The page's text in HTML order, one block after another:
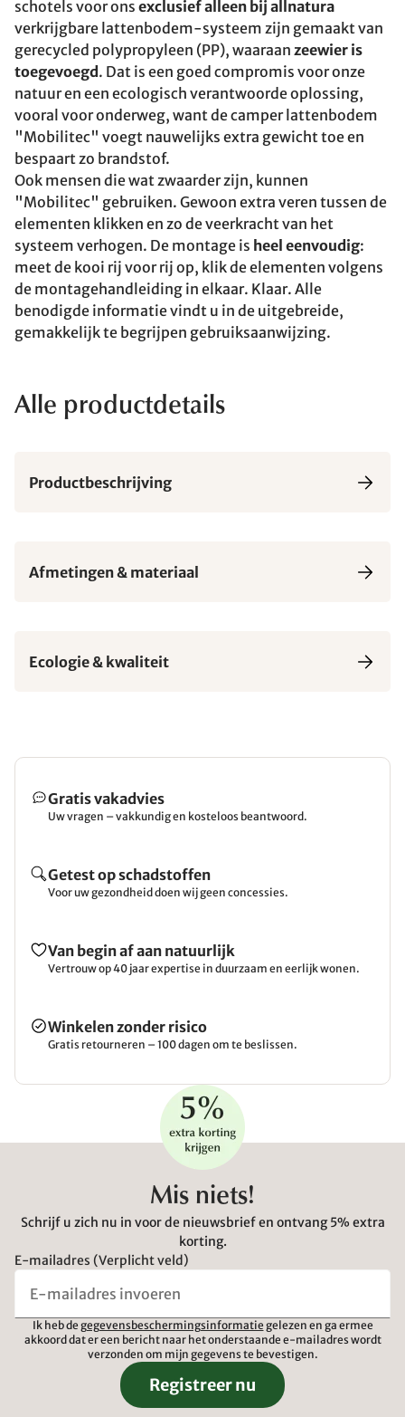
schotels voor ons exclusief alleen bij allnatura
verkrijgbare lattenbodem-systeem zijn gemaakt van
gerecycled polypropyleen (PP), waaraan zeewier is
toegevoegd . Dat is een goed compromis voor onze
natuur en een ecologisch verantwoorde oplossing,
vooral voor onderweg, want de camper lattenbodem
"Mobilitec" voegt nauwelijks extra gewicht toe en
bespaart zo brandstof.
Ook mensen die wat zwaarder zijn, kunnen
"Mobilitec" gebruiken. Gewoon extra veren tussen de
elementen klikken en zo de veerkracht van het
systeem verhogen. De montage is heel eenvoudig:
meet de kooi rij voor rij op, klik de elementen volgens
de montagehandleiding in elkaar. Klaar. Alle
benodigde informatie vindt u in de uitgebreide,
gemakkelijk te begrijpen gebruiksaanwijzing.
Alle productdetails
Productbeschrijving
Afmetingen & materiaal
Ecologie & kwaliteit
Gratis vakadvies
Uw vragen – vakkundig en kosteloos beantwoord.
Getest op schadstoffen
Voor uw gezondheid doen wij geen concessies.
Van begin af aan natuurlijk
Vertrouw op 40 jaar expertise in duurzaam en eerlijk wonen.
Winkelen zonder risico
Gratis retourneren – 100 dagen om te beslissen.
Mis niets!
Schrijf u zich nu in voor de nieuwsbrief en ontvang 5% extra
korting.
E-mailadres (Verplicht veld)
Ik heb de gegevensbeschermingsinformatie gelezen en ga ermee
akkoord dat er een bericht naar het onderstaande e-mailadres wordt
verzonden om mijn gegevens te bevestigen.
Registreer nu